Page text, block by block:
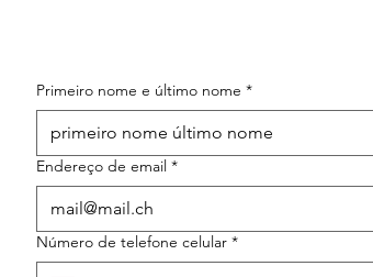
Primeiro nome e último nome *
Endereço de email *
Número de telefone celular *